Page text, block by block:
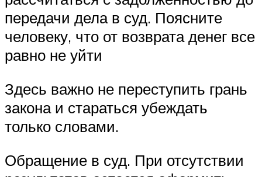
передачи дела в суд. Поясните
человеку, что от возврата денег все
равно не уйти
Здесь важно не переступить грань
закона и стараться убеждать
только словами.
Обращение в суд. При отсутствии